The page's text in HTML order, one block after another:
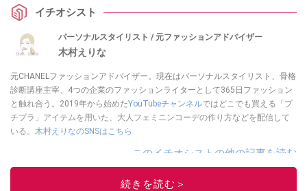
イチオシスト
パーソナルスタイリスト / 元ファッションアドバイザー
木村えりな
元CHANELファッションアドバイザー。現在はパーソナルスタイリスト、骨格
診断講座主宰、4つの企業のファッションライターとして365日ファッション
と触れ合う。2019年から始めたYouTubeチャンネルではどこでも買える「プ
チプラ」アイテムを用いた、大人フェミニンコーデの作り方などを配信して
いる。 木村えりなのSNSはこちら
このイチオシストの他の記事を読む
続きを読む＞